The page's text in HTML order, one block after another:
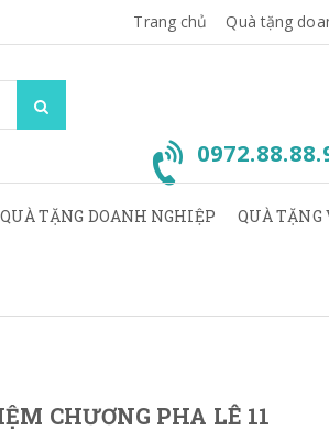
Trang chủ Quà tặng
QUÀ TẶNG DOANH NGHIỆP QUÀ TẶNG
CHƯƠNG PHA LÊ 11